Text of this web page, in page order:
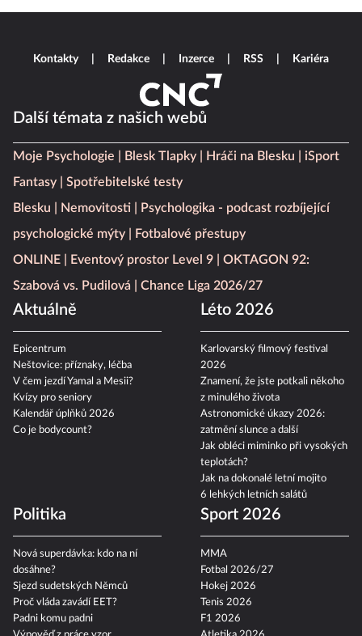
Další témata z našich webů
Moje Psychologie Blesk Tlapky Hráči na Blesku
iSport
Fantasy
Spotřebitelské testy
Blesku
Nemovitosti
Psychologika - podcast rozbíjející
psychologické mýty
Fotbalové přestupy
ONLINE
Eventový prostor Level 9
OKTAGON 92:
Szabová vs. Pudilová
Chance Liga 2026/27
Aktuálně
Epicentrum
Neštovice: příznaky, léčba
V čem jezdí Yamal a Mesii?
Kvízy pro seniory
Kalendář úplňků 2026
Co je bodycount?
Léto 2026
Karlovarský filmový festival
2026
Znamení, že jste potkali někoho
z minulého života
Astronomické úkazy 2026:
zatmění slunce a další
Jak obléci miminko při vysokých
teplotách?
Jak na dokonalé letní mojito
6 lehkých letních salátů
Politika
Nová superdávka: kdo na ní
dosáhne?
Sjezd sudetských Němců
Proč vláda zavádí EET?
Padni komu padni
Sport 2026
MMA
Fotbal 2026/27
Hokej 2026
Tenis 2026
F1 2026
Kontakty Redakce Inzerce RSS Kariéra